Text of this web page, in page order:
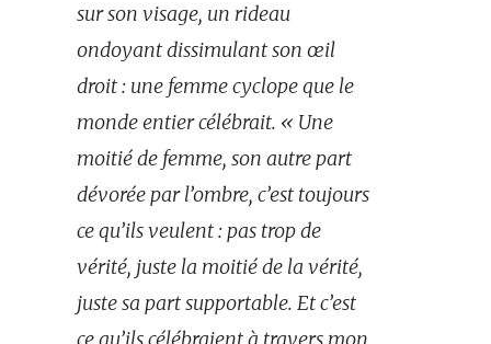
sur son visage, un rideau
ondoyant dissimulant son œil
droit : une femme cyclope que le
monde entier célébrait. « Une
moitié de femme, son autre part
dévorée par l’ombre, c’est toujours
ce qu’ils veulent : pas trop de
vérité, juste la moitié de la vérité,
juste sa part supportable. Et c’est